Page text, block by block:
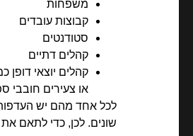
משפחות
קבוצות עובדים
סטודנטים
קהלים דתיים
קהלים יוצאי דופן
או צעירים חובבי
לכל אחד מהם יש
שונים. לכן, כדי לתאם את